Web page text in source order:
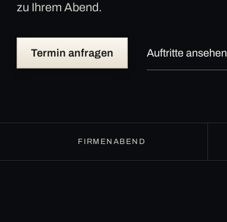
zu Ihrem Abend.
Termin anfragen Auftritte ansehen
FIRMENABEND